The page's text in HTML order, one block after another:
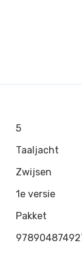
5
Taaljacht
Zwijsen
1e versie
Pakket